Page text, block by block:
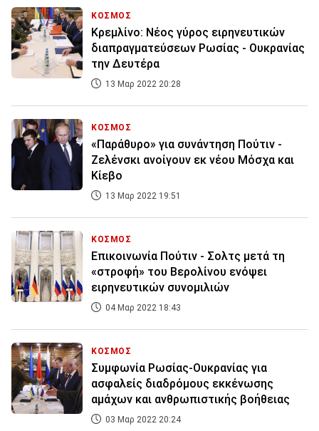
ΚΟΣΜΟΣ
Κρεμλίνο: Νέος γύρος ειρηνευτικών
διαπραγματεύσεων Ρωσίας - Ουκρανίας
την Δευτέρα
13 Μαρ 2022 20:28
ΚΟΣΜΟΣ
«Παράθυρο» για συνάντηση Πούτιν -
Ζελένσκι ανοίγουν εκ νέου Μόσχα και
Κίεβο
13 Μαρ 2022 19:51
ΚΟΣΜΟΣ
Επικοινωνία Πούτιν - Σολτς μετά τη
«στροφή» του Βερολίνου ενόψει
ειρηνευτικών συνομιλιών
04 Μαρ 2022 18:43
ΚΟΣΜΟΣ
Συμφωνία Ρωσίας-Ουκρανίας για
ασφαλείς διαδρόμους εκκένωσης
αμάχων και ανθρωπιστικής βοήθειας
03 Μαρ 2022 20:24